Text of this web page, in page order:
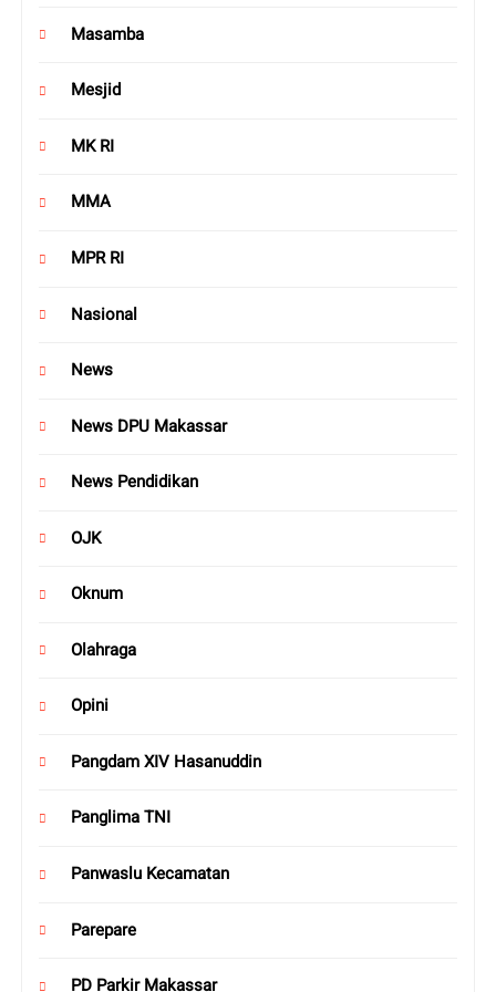
Masamba
Mesjid
MK RI
MMA
MPR RI
Nasional
News
News DPU Makassar
News Pendidikan
OJK
Oknum
Olahraga
Opini
Pangdam XIV Hasanuddin
Panglima TNI
Panwaslu Kecamatan
Parepare
PD Parkir Makassar